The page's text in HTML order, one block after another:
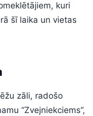
kuri
šī laika un vietas
zāli, radošo
“Zvejniekciems”,